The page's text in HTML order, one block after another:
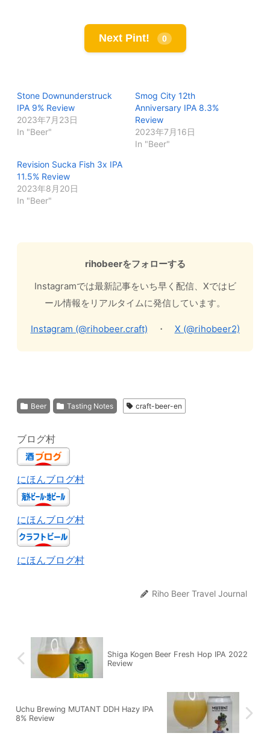
Next Pint! 0
Stone Downunderstruck
IPA 9% Review
2023年7月23日
In "Beer"
Smog City 12th
Anniversary IPA 8.3%
Review
2023年7月16日
In "Beer"
Revision Sucka Fish 3x IPA
11.5% Review
2023年8月20日
In "Beer"
rihobeerをフォローする
Instagramでは最新記事をいち早く配信、Xではビ
ール情報をリアルタイムに発信しています。
Instagram (@rihobeer.craft) ・ X (@rihobeer2)
Beer Tasting Notes craft-beer-en
ブログ村
にほんブログ村
にほんブログ村
にほんブログ村
Riho Beer Travel Journal
Shiga Kogen Beer Fresh Hop IPA 2022
Review
Uchu Brewing MUTANT DDH Hazy IPA
8% Review